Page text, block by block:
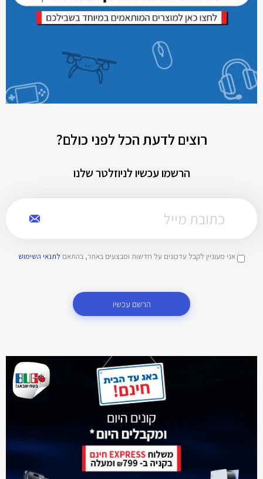
רוצים לדעת הכל לפני כולם?
הרשמו עכשיו לניוזלטר שלנו
אני מעוניין לקבל עדכונים על חדשות ומבצעים באתר, בהתאם לתנאי השימוש
הרשם עכשיו